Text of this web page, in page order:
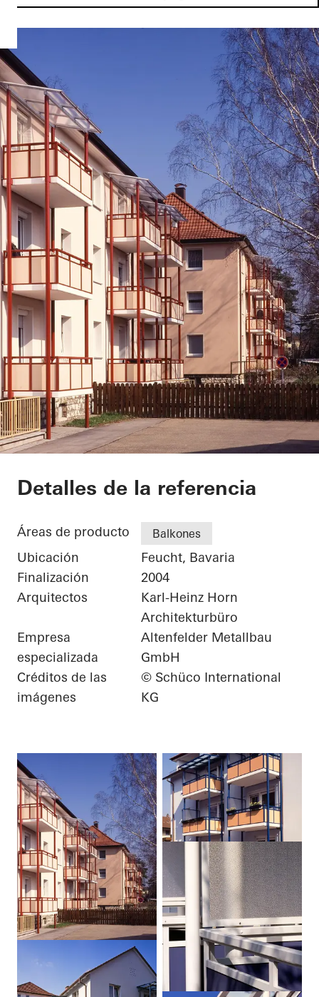
Private Home
Detalles de la referencia
Áreas de producto Balkones
Ubicación
Feucht, Bavaria
Finalización
2004
Arquitectos
Karl-Heinz Horn
Architekturbüro
Empresa
especializada
Altenfelder Metallbau
GmbH
Créditos de las
imágenes
© Schüco International
KG